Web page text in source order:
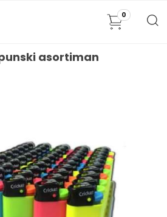
0
asortiman